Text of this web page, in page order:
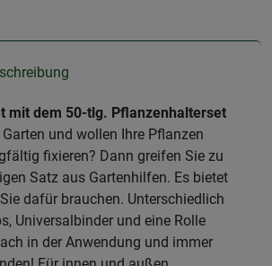
mit dem 50-tlg. Pflanzenhalterset
und wollen Ihre Pflanzen
fixieren? Dann greifen Sie zu
Satz aus Gartenhilfen. Es bietet
dafür brauchen. Unterschiedlich
Universalbinder und eine Rolle
in der Anwendung und immer